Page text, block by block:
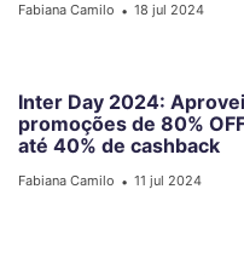
Fabiana Camilo • 18 jul 2024
Inter Day 2024:
promoções de 80%
até 40% de cashback
Fabiana Camilo • 11 jul 2024